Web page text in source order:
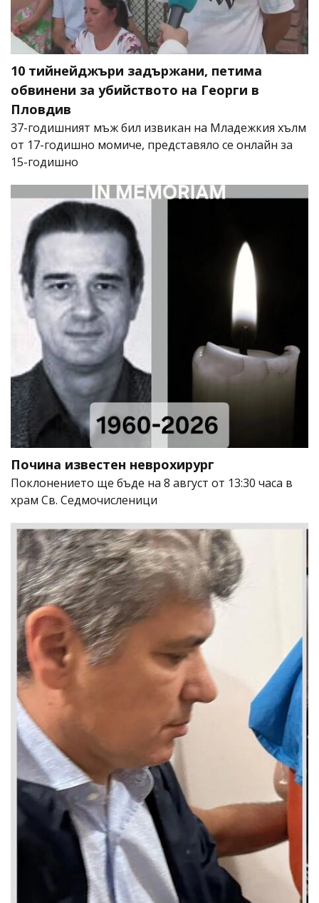
10 тийнейджъри задържани, петима
обвинени за убийството на Георги в
Пловдив
37-годишният мъж бил извикан на Младежкия хълм
от 17-годишно момиче, представяло се онлайн за
15-годишно
Почина известен неврохирург
Поклонението ще бъде на 8 август от 13:30 часа в
храм Св. Седмочисленици